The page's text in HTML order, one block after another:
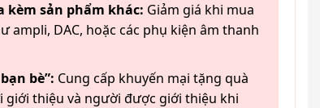
kèm sản phẩm khác: Giảm giá khi mua
ampli, DAC, hoặc các phụ kiện âm thanh
bè”: Cung cấp khuyến mại tặng quà
giới thiệu và người được giới thiệu khi